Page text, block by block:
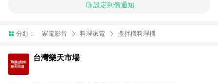
設定到價通知
分類： 家電影音 料理家電 攪拌機料理機
台灣樂天市場